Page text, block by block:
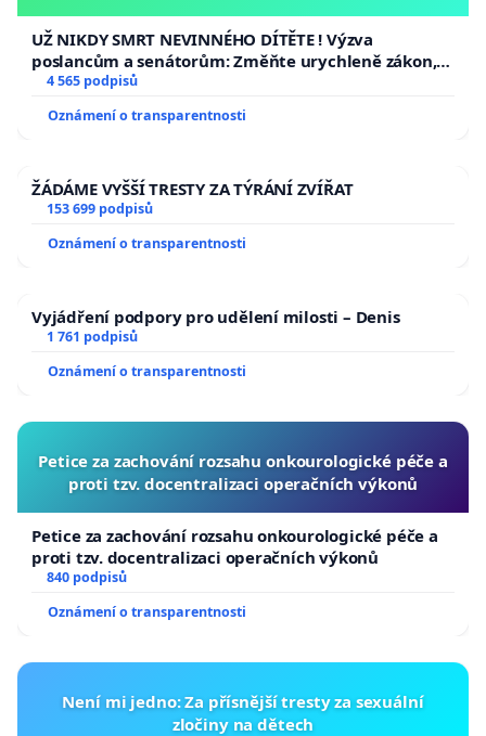
UŽ NIKDY SMRT NEVINNÉHO DÍTĚTE ! Výzva
poslancům a senátorům: Změňte urychleně zákon,
aby se tragédie malé Viktorky už nemohla opakovat!
4 565 podpisů
Oznámení o transparentnosti
ŽÁDÁME VYŠŠÍ TRESTY ZA TÝRÁNÍ ZVÍŘAT
153 699 podpisů
Oznámení o transparentnosti
Vyjádření podpory pro udělení milosti – Denis
1 761 podpisů
Oznámení o transparentnosti
Petice za zachování rozsahu onkourologické péče a
proti tzv. docentralizaci operačních výkonů
Petice za zachování rozsahu onkourologické péče a
proti tzv. docentralizaci operačních výkonů
840 podpisů
Oznámení o transparentnosti
Není mi jedno: Za přísnější tresty za sexuální
zločiny na dětech